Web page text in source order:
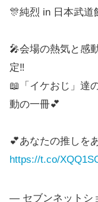
🎊純烈 in 日本武道
🎤会場の熱気と感
定‼️
📖「イケおじ」達
動の一冊💕
💕あなたの推しを
https://t.co/
— セブンネットシ